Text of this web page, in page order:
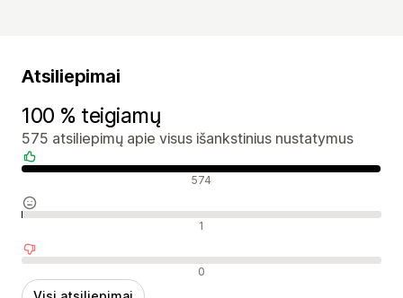
Atsiliepimai
100 % teigiamų
575 atsiliepimų apie visus išankstinius nustatymus
Teigiami atsiliepimai 574
Neutralūs atsiliepimai 1
Neigiami atsiliepimai 0